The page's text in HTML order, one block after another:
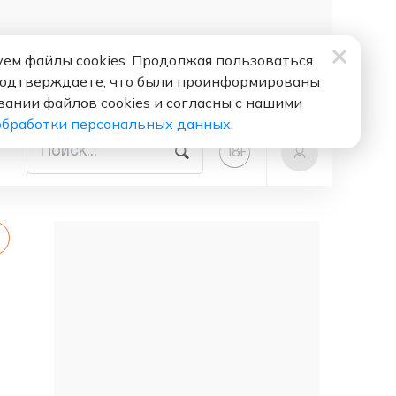
18+
файлы cookies. Продолжая пользоваться
что были проинформированы
файлов cookies и согласны с нашими
персональных данных.